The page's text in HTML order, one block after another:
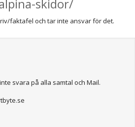
skidor/
faktafel och tar inte ansvar för det.
svara på alla samtal och Mail.